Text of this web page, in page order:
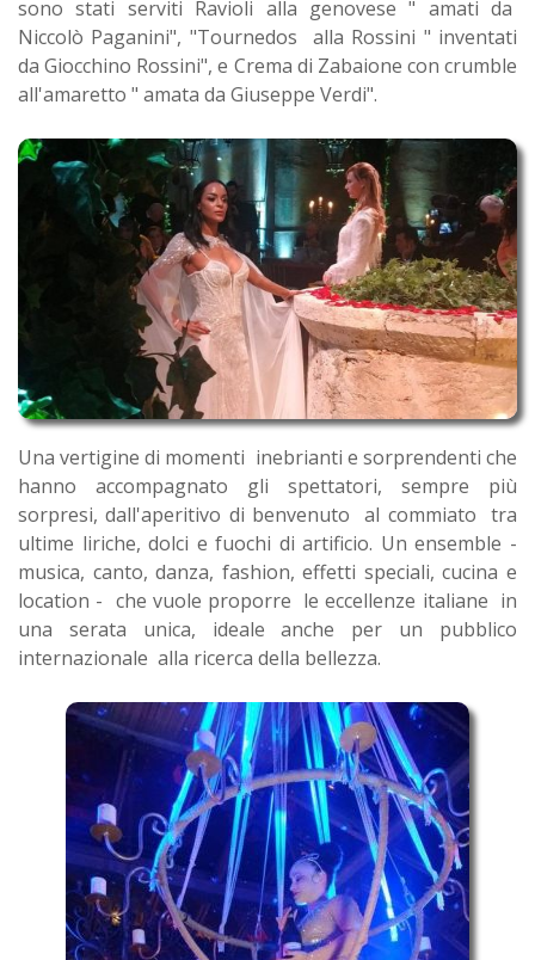
sono stati serviti Ravioli alla genovese " amati da
Niccolò Paganini", "Tournedos alla Rossini " inventati
da Giocchino Rossini", e Crema di Zabaione con crumble
all'amaretto " amata da Giuseppe Verdi".
Una vertigine di momenti inebrianti e sorprendenti che
hanno accompagnato gli spettatori, sempre più
sorpresi, dall'aperitivo di benvenuto al commiato tra
ultime liriche, dolci e fuochi di artificio. Un ensemble -
musica, canto, danza, fashion, effetti speciali, cucina e
location - che vuole proporre le eccellenze italiane in
una serata unica, ideale anche per un pubblico
internazionale alla ricerca della bellezza.